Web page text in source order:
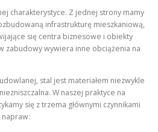
charakterystyce. Z jednej strony mamy
infrastrukturę mieszkaniową,
się centra biznesowe i obiekty
zabudowy wywiera inne obciążenia na
stal jest materiałem niezwykle
W naszej praktyce na
się z trzema głównymi czynnikami
napraw: